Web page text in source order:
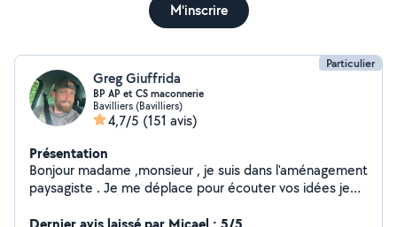
M'inscrire
Particulier
Greg Giuffrida
BP AP et CS maconnerie
Bavilliers (Bavilliers)
4,7/5 (151 avis)
Présentation
Bonjour madame ,monsieur , je suis dans l'aménagement
paysagiste . Je me déplace pour écouter vos idées je
diplômes dans le paysage et là je prépare mon BTS en